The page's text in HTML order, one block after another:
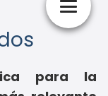
para la